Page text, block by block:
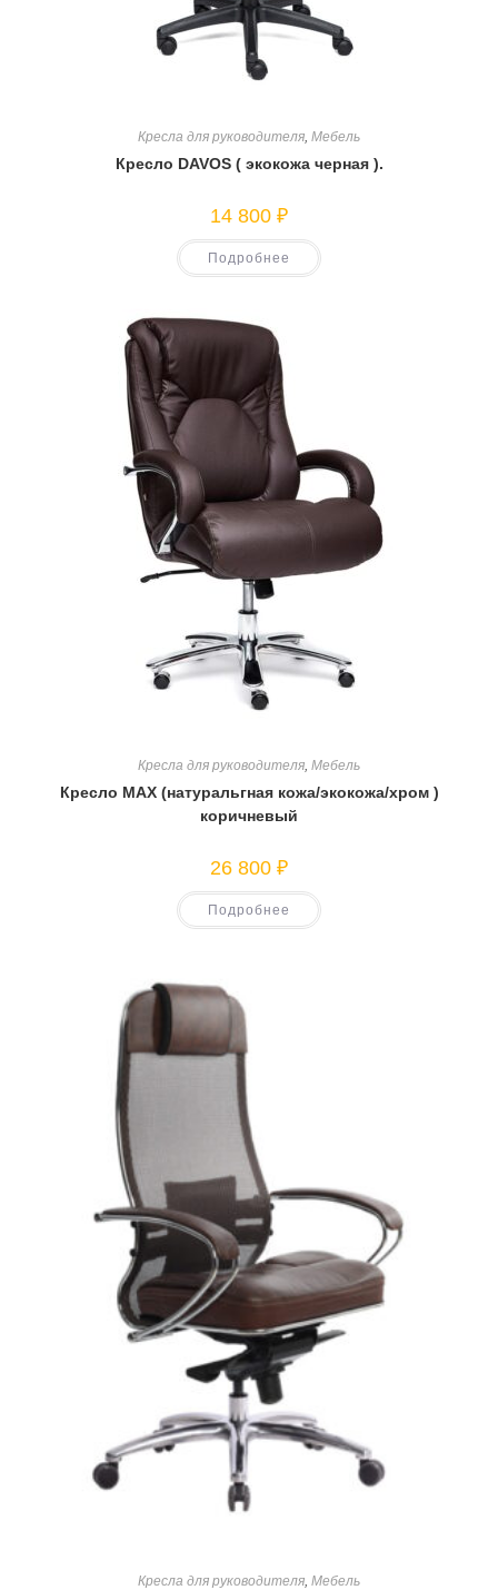
Кресла для руководителя, Мебель
Кресло DAVOS ( экокожа черная ).
14 800 ₽
Подробнее
Кресла для руководителя Мебель
Кресло MAX (натуральгная кожа/экокожа/хром )
коричневый
26 800 ₽
Подробнее
Кресла для руководителя Мебель